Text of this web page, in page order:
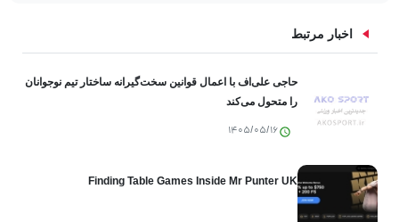
اخبار مرتبط
حاجی علی‌اف با اعمال قوانین سخت‌گیرانه ساختار تیم نوجوانان
را متحول می‌کند
1405/05/16
Finding Table Games Inside Mr Punter UK